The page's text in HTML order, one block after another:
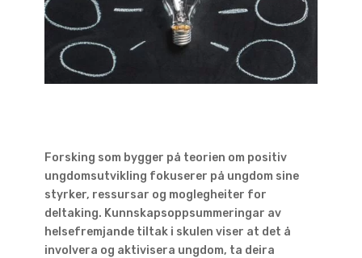
Forsking som bygger på teorien om positiv
ungdomsutvikling fokuserer på ungdom sine
styrker, ressursar og moglegheiter for
deltaking. Kunnskapsoppsummeringar av
helsefremjande tiltak i skulen viser at det å
involvera og aktivisera ungdom, ta deira